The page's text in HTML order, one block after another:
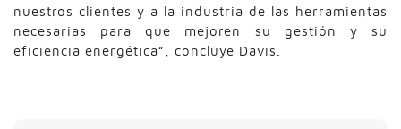
nuestros clientes y a la industria de las herramientas
necesarias para que mejoren su gestión y su
eficiencia energética”, concluye Davis.